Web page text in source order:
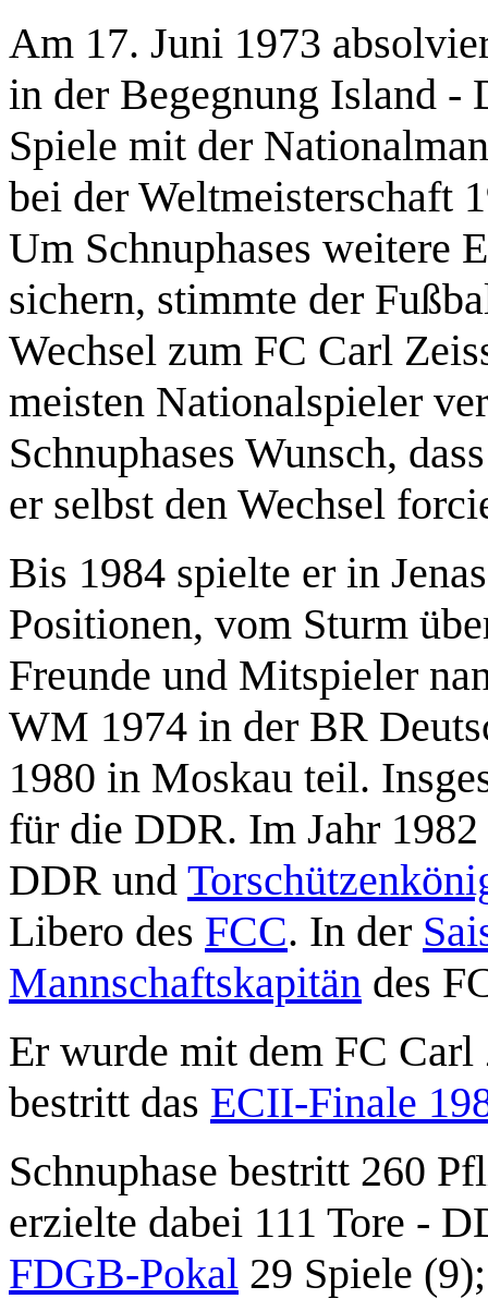
Am 17. Juni 1973
in der Begegnung Island -
Spiele mit der
bei der Weltmeisterschaft
Um Schnuphases weitere
sichern, stimmte der
Wechsel zum FC Carl
meisten Nationalspieler
Schnuphases Wunsch,
er selbst den Wechsel
Bis 1984 spielte er in
Positionen, vom Sturm
Freunde und Mitspieler
WM 1974 in der BR
1980 in Moskau teil.
für die DDR. Im Jahr 1982
DDR und
Libero des FCC. In der
Mannschaftskapitän des
Er wurde mit dem FC Carl
bestritt das ECII-Finale
Schnuphase bestritt 260
erzielte dabei 111 Tore -
FDGB-Pokal 29 Spiele